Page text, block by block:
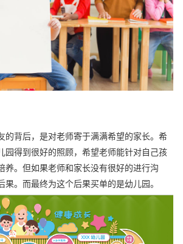
的背后，是对老师寄于满满希望的家长。希
园得到很好的照顾，希望老师能针对自己孩
养。但如果老师和家长没有很好的进行沟
果。而最终为这个后果买单的是幼儿园。